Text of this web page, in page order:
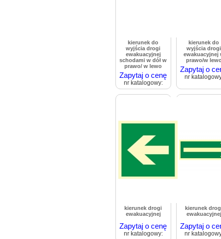
kierunek do
wyjścia drogi
ewakuacyjnej
schodami w dół w
prawo/ w lewo
Zapytaj o cenę
nr katalogowy:
kierunek do
wyjścia drogi
ewakuacyjnej
prawo/w
Zapytaj o
nr
kierunek drogi
ewakuacyjnej
Zapytaj o cenę
nr katalogowy:
kierunek
ewakuacyjnej
Zapytaj o
nr